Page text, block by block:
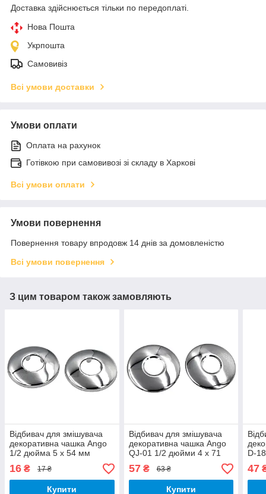
Доставка здійснюється тільки по передоплаті.
Нова Пошта
Укрпошта
Самовивіз
Всі умови доставки
Умови оплати
Оплата на рахунок
Готівкою при самовивозі зі складу в Харкові
Всі умови оплати
Умови повернення
Повернення товару впродовж 14 днів за домовленістю
Всі умови повернення
З цим товаром також замовляють
Відбивач для змішувача
декоративна чашка Ango
1/2 дюйма 5 х 54 мм
нержавіюча сталь
16 ₴ 17 ₴
Купити
Відбивач для змішувача
декоративна чашка Ango
QJ-01 1/2 дюйми 4 х 71
мм латунь 1 штука
57₴ 63 ₴
Купити
D-
мм
47